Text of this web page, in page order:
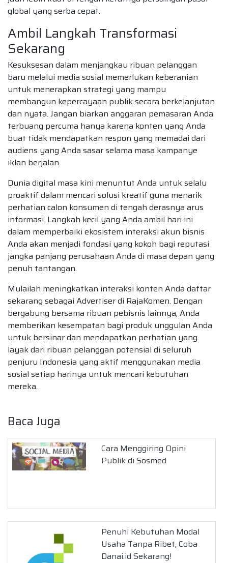
global yang serba cepat.
Ambil Langkah Transformasi
Sekarang
Kesuksesan dalam menjangkau ribuan pelanggan
baru melalui media sosial memerlukan keberanian
untuk menerapkan strategi yang mampu
membangun kepercayaan publik secara berkelanjutan
dan nyata. Jangan biarkan anggaran pemasaran Anda
terbuang percuma hanya karena konten yang Anda
buat tidak mendapatkan respon yang memadai dari
audiens yang Anda sasar selama masa kampanye
iklan berjalan.
Dunia digital masa kini menuntut Anda untuk selalu
proaktif dalam mencari solusi kreatif guna menarik
perhatian calon konsumen di tengah derasnya arus
informasi. Langkah kecil yang Anda ambil hari ini
dalam memperbaiki ekosistem interaksi akun bisnis
Anda akan menjadi fondasi yang kokoh bagi reputasi
jangka panjang perusahaan Anda di masa depan yang
penuh tantangan.
Mulailah meningkatkan interaksi konten Anda daftar
sekarang sebagai Advertiser di RajaKomen. Dengan
bergabung bersama ribuan pebisnis lainnya, Anda
memberikan kesempatan bagi produk unggulan Anda
untuk bersinar dan mendapatkan perhatian yang
layak dari ribuan pelanggan potensial di seluruh
penjuru Indonesia yang aktif menggunakan media
sosial setiap harinya untuk mencari kebutuhan
mereka.
Baca Juga
Cara Menggiring Opini
Publik di Sosmed
Penuhi Kebutuhan Modal
Usaha Tanpa Ribet, Coba
Danai.id Sekarang!